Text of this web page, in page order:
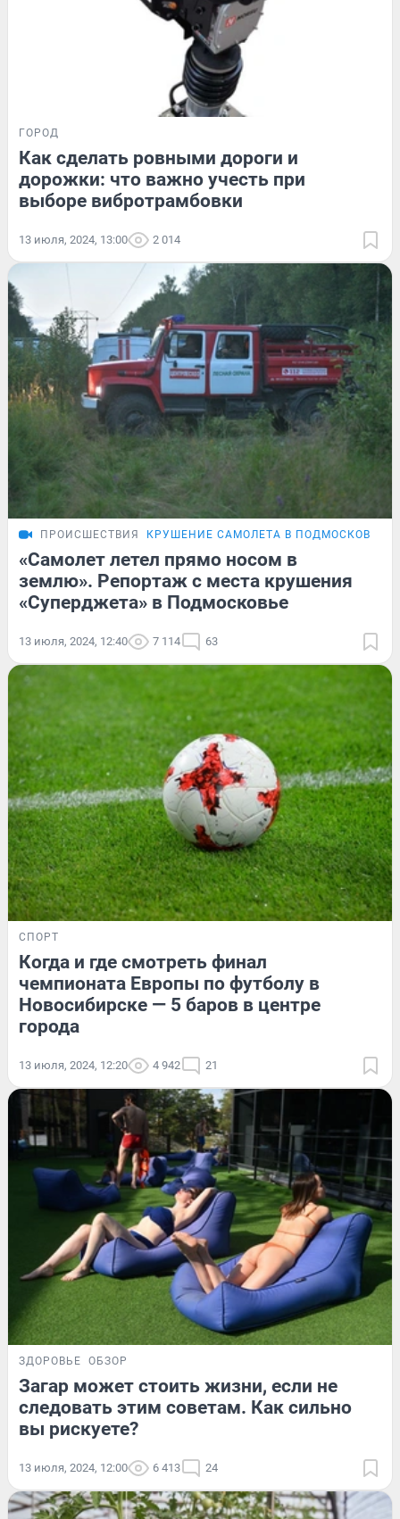
ГОРОД
Как сделать ровными дороги и
дорожки: что важно учесть при
выборе вибротрамбовки
13 июля, 2024, 13:00 2 014
ПРОИСШЕСТВИЯ КРУШЕНИЕ САМОЛЕТА В ПОДМОСКОВЬЕ
«Самолет летел прямо носом в
землю». Репортаж с места крушения
«Суперджета» в Подмосковье
13 июля, 2024, 12:40 7 114 63
СПОРТ
Когда и где смотреть финал
чемпионата Европы по футболу в
Новосибирске — 5 баров в центре
города
13 июля, 2024, 12:20 4 942 21
ЗДОРОВЬЕ ОБЗОР
Загар может стоить жизни, если не
следовать этим советам. Как сильно
вы рискуете?
13 июля, 2024, 12:00 6 413 24